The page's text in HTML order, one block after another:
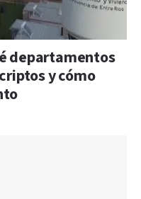
departamentos
y cómo